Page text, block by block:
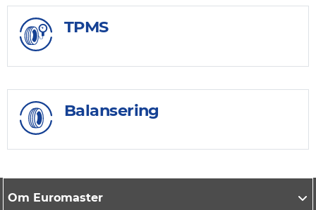
TPMS
Balansering
Om Euromaster